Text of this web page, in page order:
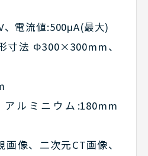
、電流値:500μA(最大)
寸法 Φ300×300mm、
ルミニウム:180mm
画像、二次元CT画像、